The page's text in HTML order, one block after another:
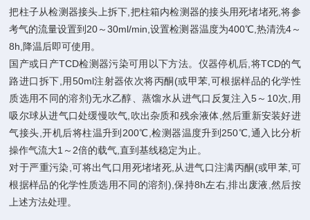
把柱子从检测器接头上拆下,把柱箱内检测器的接头用死堵堵死,将参
考气的流量设置到20～30ml/min,设置检测器温度为400℃,热清洗4～
8h,降温后即可使用。
国产或日产TCD检测器污染可用以下方法。仪器停机后,将TCD的气
路进口拆下,用50ml注射器依次将丙酮(或甲苯,可根据样品的化学性
质选用不同的溶剂)无水乙醇、蒸馏水从进气口反复注入5～10次,用
吸尔球从进气口处缓慢吹气,吹出杂质和残余液体,然后重新安装好进
气接头,开机后将柱温升到200℃,检测器温度升到250℃,通入比分析
操作气流大1～2倍的载气,直到基线稳定为止。
对于严重污染,可将出气口用死堵堵死,从进气口注满丙酮(或甲苯,可
根据样品的化学性质选用不同的溶剂),保持8h左右,排出废液,然后按
上述方法处理。